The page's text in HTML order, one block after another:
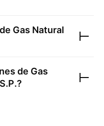
Gas Natural
de Gas
?